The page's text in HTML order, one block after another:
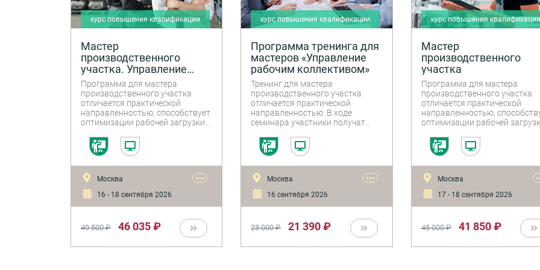
курс повышения квалификации
Мастер
производственного
участка. Управление
рабочим коллективом
Программа для мастера
производственного участка
отличается практической
направленностью, способствует
оптимизации рабочей загрузки
реализации управленческих и
технических решений,
Москва
16 - 18 сентября 2026
•••
49 500 ₽ 46 035 ₽
курс повышения квалификации
Программа тренинга для
мастеров «Управление
рабочим коллективом»
Тренинг для мастера
производственного участка
отличается практической
направленностью. В ходе
семинара участники получат
помогут им эффективно
управлять рабочим
Москва
16 сентября 2026
•••
23 000 ₽ 21 390 ₽
курс повышения квалификации
Мастер
производственного
участка
Программа для мастера
производственного участка
отличается практической
направленностью,
оптимизации рабочей
реализации управленческих и
технических решений,
Москва
17 - 18 сентября 2026
45 000 ₽ 41 850 ₽